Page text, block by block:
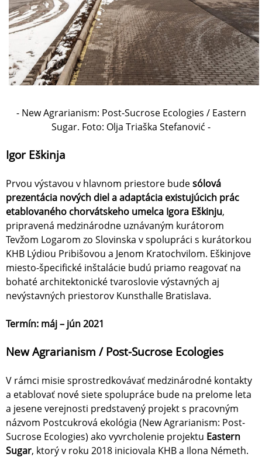
- New Agrarianism: Post-Sucrose Ecologies / Eastern
Sugar. Foto: Olja Triaška Stefanović -
Igor Eškinja
Prvou výstavou v hlavnom priestore budesólová
prezentácia nových diel a adaptácia existujúcich prác
etablovaného chorvátskeho umelca Igora Eškinju,
pripravená medzinárodne uznávaným kurátorom
Tevžom Logarom zo Slovinska v spolupráci s kurátorkou
KHB Lýdiou Pribišovou a Jenom Kratochvilom. Eškinjove
miesto-špecifické inštalácie budú priamo reagovať na
bohaté architektonické tvaroslovie výstavných aj
nevýstavných priestorov Kunsthalle Bratislava.
Termín: máj – jún 2021
New Agrarianism / Post-Sucrose Ecologies
V rámci misie sprostredkovávať medzinárodné kontakty
a etablovať nové siete spolupráce bude na prelome leta
a jesene verejnosti predstavený projekt s pracovným
názvom Postcukrová ekológia (New Agrarianism: Post-
Sucrose Ecologies) ako vyvrcholenie projektu Eastern
Sugar, ktorý v roku 2018 iniciovala KHB a Ilona Németh.